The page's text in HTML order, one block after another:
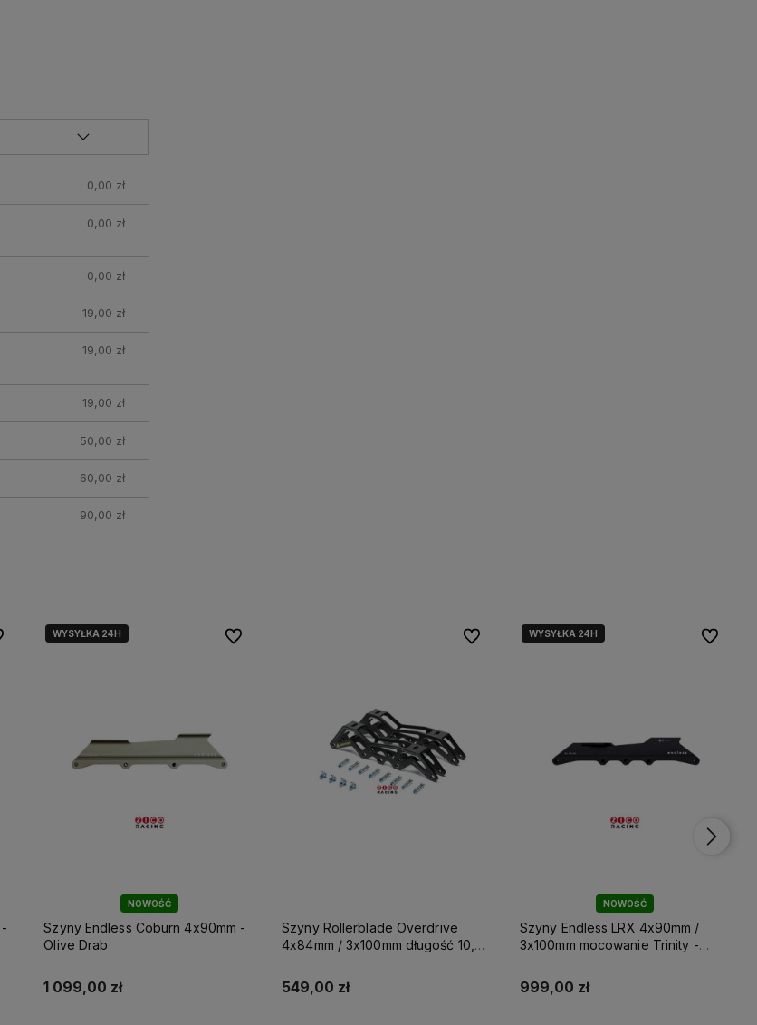
0,00 zł
0,00 zł
0,00 zł
19,00 zł
19,00 zł
19,00 zł
50,00 zł
60,00 zł
90,00 zł
ulubionych
ulubionych
NOWOŚĆ
WYSYŁKA 24H
Szyny Endless Coburn 4x90mm -
Olive Drab
1 099,00 zł
Do ulubionych
Do ulubionych
Szyny Rollerblade Overdrive
4x84mm / 3x100mm długość 10,6"
549,00 zł
Do ulubionych
Do ulubionych
NOWOŚĆ
WYSYŁKA 24H
Szyny Endless LRX 4x90mm /
3x100mm mocowanie Trinity -
999,00 zł
Do
Do